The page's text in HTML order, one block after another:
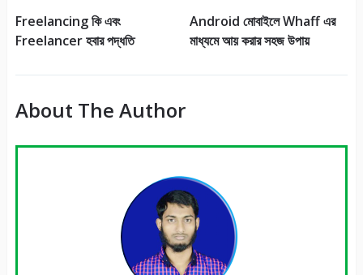
Freelancing কি এবং
Freelancer হবার পদ্ধতি
Android মোবাইলে Whaff এর
মাধ্যমে আয় করার সহজ উপায়
About The Author